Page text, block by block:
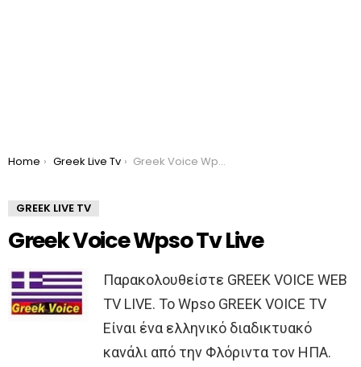
You are here:
Home Greek Live Tv Greek Voice Wpso Tv Live
GREEK LIVE TV
Greek Voice Wpso Tv Live
Παρακολουθείστε GREEK VOICE WEB
TV LIVE. Το Wpso GREEK VOICE TV
Είναι ένα ελληνικό διαδικτυακό
κανάλι από την Φλόριντα τον ΗΠΑ.